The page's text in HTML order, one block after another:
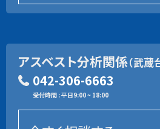
アスベスト分析関係（武蔵
042-306-6663
受付時間 : 平日9:00 ~ 18:00